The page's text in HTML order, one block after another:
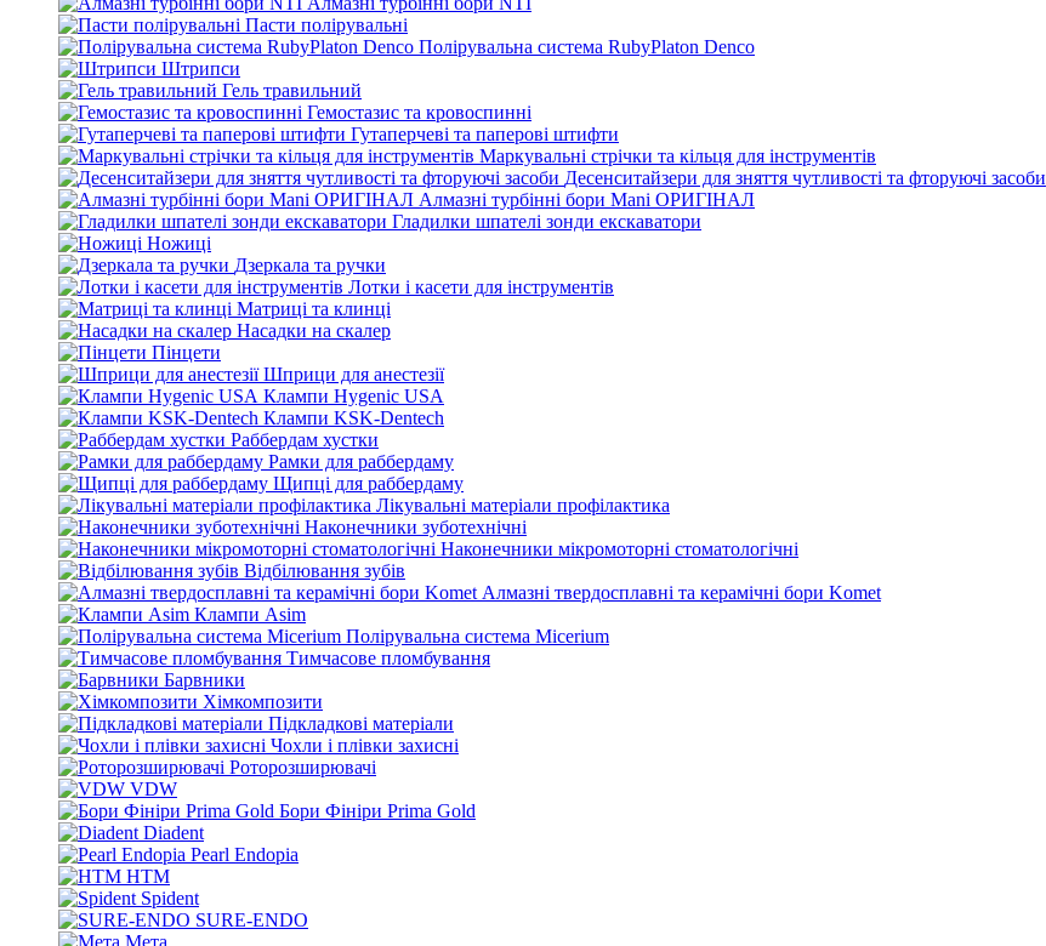
Пасти полірувальні
Полірувальна система RubyPlaton Denco
Штрипси
Гель травильний
Гемостазис та кровоспинні
Гутаперчеві та паперові штифти
Маркувальні стрічки та кільця для інструментів
Десенситайзери для зняття чутливості та фторуючі засоби
Алмазні турбінні бори Mani ОРИГІНАЛ
Гладилки шпателі зонди екскаватори
Ножиці
Дзеркала та ручки
Лотки і касети для інструментів
Матриці та клинці
Насадки на скалер
Пінцети
Шприци для анестезії
Клампи Hygenic USA
Клампи KSK-Dentech
Раббердам хустки
Рамки для раббердаму
Щипці для раббердаму
Лікувальні матеріали профілактика
Наконечники зуботехнічні
Наконечники мікромоторні стоматологічні
Відбілювання зубів
Алмазні твердосплавні та керамічні бори Komet
Клампи Asim
Полірувальна система Micerium
Тимчасове пломбування
Барвники
Хімкомпозити
Підкладкові матеріали
Чохли і плівки захисні
Роторозширювачі
VDW
Бори Фініри Prima Gold
Diadent
Pearl Endopia
HTM
Spident
SURE-ENDO
Мета